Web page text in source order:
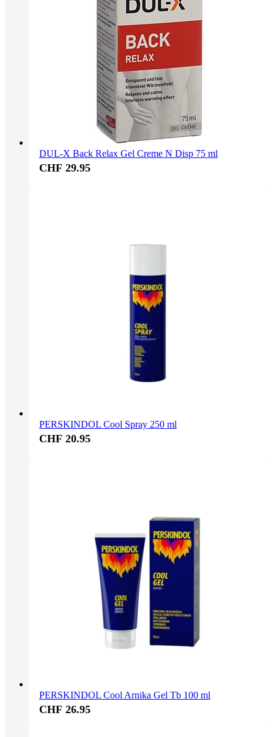
DUL-X Back Relax Gel Creme N Disp 75 ml
CHF 29.95
PERSKINDOL Cool Spray 250 ml
CHF 20.95
PERSKINDOL Cool Arnika Gel Tb 100 ml
CHF 26.95